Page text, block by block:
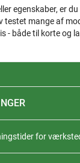
egenskaber, er
testet mange af
- både til korte og
for